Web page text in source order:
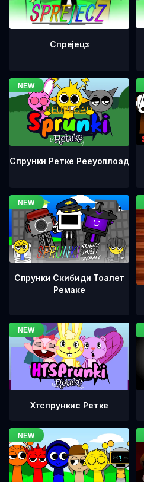
Спрејецз
Спрунки Ретке Рееуоплоад
Спрунки Скибиди Тоалет
Ремаке
Хтспрункис Ретке